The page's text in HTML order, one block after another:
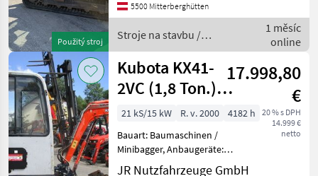
Použitý stroj
5500 Mitterberghütten
Stroje na stavbu /
Kubota
1 měsíc
online
Kubota KX41-
2VC (1,8 Ton.)
mit POWERTILT
+ Schnellwechs
17.998,80
€
20 % s DPH
14.999 €
netto
21 kS/15 kW R. v. 2000
4182 h
Bauart: Baumaschinen /
Minibagger, Anbaugeräte:
Schnellwechsler, Löffel,
JR Nutzfahrzeuge GmbH